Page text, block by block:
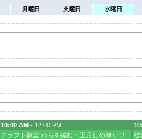
月曜日 火曜日 水曜日
10:00 AM - 12:00 PM
クラフト教室 わらを編む・正月しめ飾りづ
総